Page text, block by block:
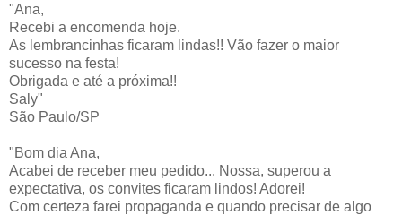
"Ana,
Recebi a encomenda hoje.
As lembrancinhas ficaram lindas!! Vão fazer o maior
sucesso na festa!
Obrigada e até a próxima!!
Saly"
São Paulo/SP
"Bom dia Ana,
Acabei de receber meu pedido... Nossa, superou a
expectativa, os convites ficaram lindos! Adorei!
Com certeza farei propaganda e quando precisar de algo